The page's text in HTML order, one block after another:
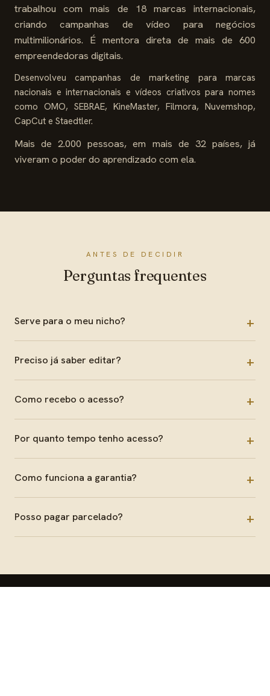
trabalhou com mais de 18 marcas internacionais,
criando campanhas de vídeo para negócios
multimilionários. É mentora direta de mais de 600
empreendedoras digitais.
Desenvolveu campanhas de marketing para marcas
nacionais e internacionais e vídeos criativos para nomes
como OMO, SEBRAE, KineMaster, Filmora, Nuvemshop,
CapCut e Staedtler.
Mais de 2.000 pessoas, em mais de 32 países, já
viveram o poder do aprendizado com ela.
ANTES DE DECIDIR
Perguntas frequentes
Serve para o meu nicho?
Preciso já saber editar?
Como recebo o acesso?
Por quanto tempo tenho acesso?
Como funciona a garantia?
Posso pagar parcelado?